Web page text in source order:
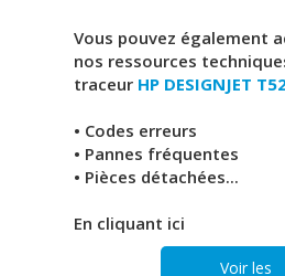
Vous pouvez également
nos ressources
traceur HP DESIGNJET
• Codes erreurs
• Pannes fréquentes
• Pièces détachées...
En cliquant ici
Voir les